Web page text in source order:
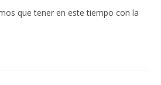
que tener en este tiempo con la